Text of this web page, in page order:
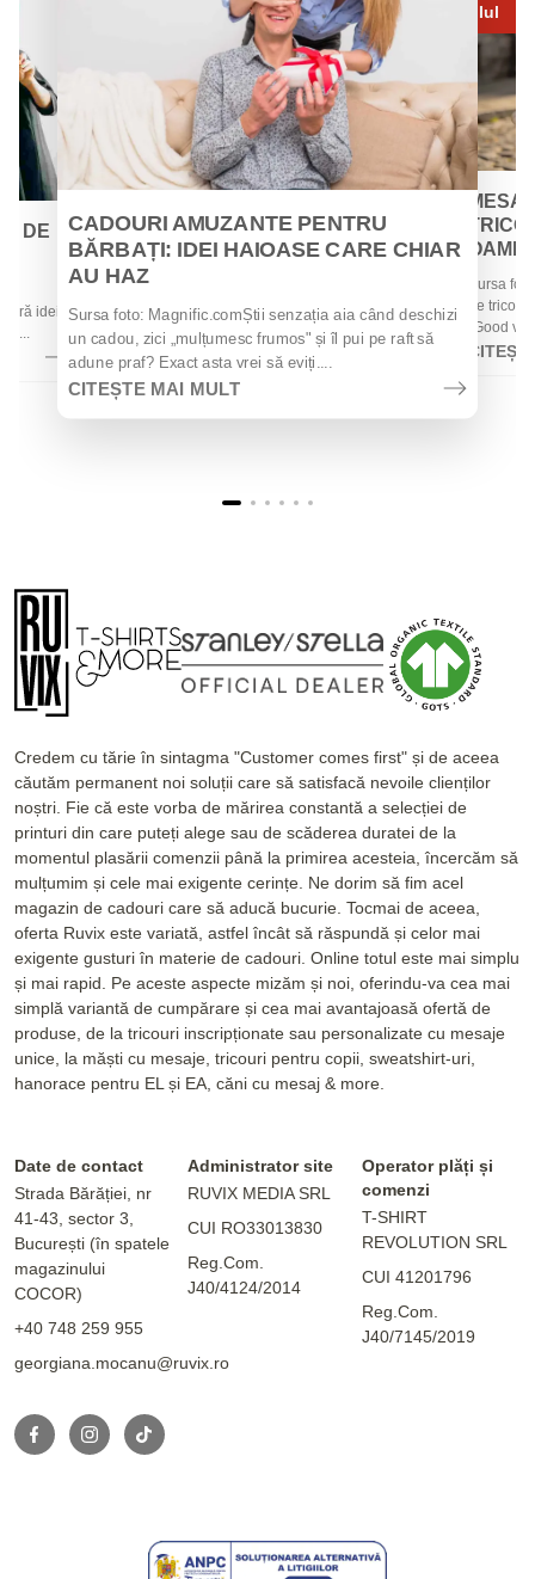
DE
idei
CADOURI AMUZANTE PENTRU
BĂRBAȚI: IDEI HAIOASE CARE CHIAR
AU HAZ
Sursa foto: Magnific.comȘtii senzația aia când deschizi
un cadou, zici „mulțumesc frumos" și îl pui pe raft să
adune praf? Exact asta vrei să eviți....
CITEȘTE MAI MULT
Iul
Sursa
de
„Good
Credem cu tărie în sintagma "Customer comes first" și de aceea
căutăm permanent noi soluții care să satisfacă nevoile clienților
noștri. Fie că este vorba de mărirea constantă a selecției de
printuri din care puteți alege sau de scăderea duratei de la
momentul plasării comenzii până la primirea acesteia, încercăm să
mulțumim și cele mai exigente cerințe. Ne dorim să fim acel
magazin de cadouri care să aducă bucurie. Tocmai de aceea,
oferta Ruvix este variată, astfel încât să răspundă și celor mai
exigente gusturi în materie de cadouri. Online totul este mai simplu
și mai rapid. Pe aceste aspecte mizăm și noi, oferindu-va cea mai
simplă variantă de cumpărare și cea mai avantajoasă ofertă de
produse, de la tricouri inscripționate sau personalizate cu mesaje
unice, la măști cu mesaje, tricouri pentru copii, sweatshirt-uri,
hanorace pentru EL și EA, căni cu mesaj & more.
Date de contact
Strada Bărăției, nr
41-43, sector 3,
București (în spatele
magazinului
COCOR)
+40 748 259 955
georgiana.mocanu@ruvix.ro
Administrator site
RUVIX MEDIA SRL
CUI RO33013830
Reg.Com.
J40/4124/2014
Operator plăți și
comenzi
T-SHIRT
REVOLUTION SRL
CUI 41201796
Reg.Com.
J40/7145/2019